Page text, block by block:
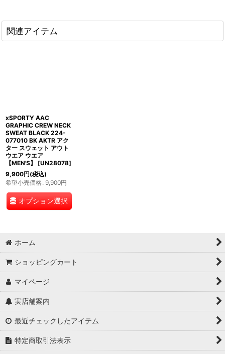
関連アイテム
xSPORTY AAC
GRAPHIC CREW NECK
SWEAT BLACK 224-
077010 BK AKTR アク
ター スウェット アウト
ウエア ウエア
【MEN'S】
[UN28078]
9,900円(税込)
希望小売価格: 9,900円
オプション選択
ホーム
ショッピングカート
マイページ
実店舗案内
最近チェックしたアイテム
特定商取引法表示